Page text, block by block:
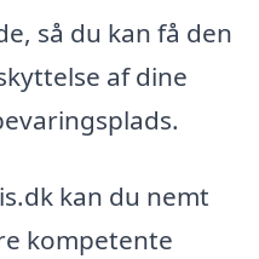
så du kan få den
af dine
kan du nemt
kompetente